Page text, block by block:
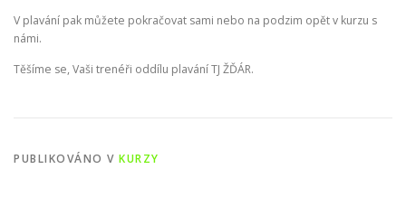
V plavání pak můžete pokračovat sami nebo na podzim opět v kurzu s
námi.
Těšíme se, Vaši trenéři oddílu plavání TJ ŽĎÁR.
PUBLIKOVÁNO V KURZY